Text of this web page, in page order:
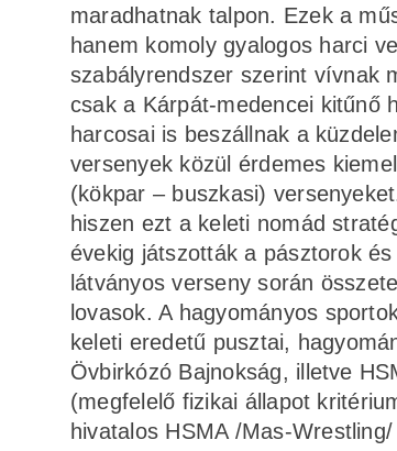
maradhatnak talpon. Ezek a
hanem komoly gyalogos harci
szabályrendszer szerint vívnak
csak a Kárpát-medencei kitűnő
harcosai is beszállnak a
versenyek közül érdemes
(kökpar – buszkasi)
hiszen ezt a keleti nomád
évekig játszották a pásztorok
látványos verseny során
lovasok. A hagyományos
keleti eredetű pusztai,
Övbirkózó Bajnokság, illetve
(megfelelő fizikai állapot
hivatalos HSMA /Mas-